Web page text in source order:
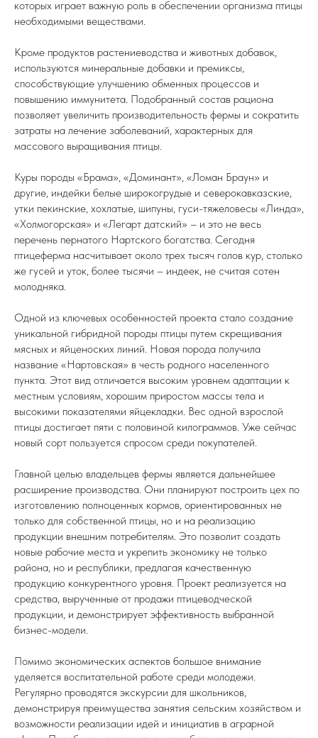
которых играет важную роль в обеспечении организма птицы
необходимыми веществами.
Кроме продуктов растениеводства и животных добавок,
используются минеральные добавки и премиксы,
способствующие улучшению обменных процессов и
повышению иммунитета. Подобранный состав рациона
позволяет увеличить производительность фермы и сократить
затраты на лечение заболеваний, характерных для
массового выращивания птицы.
Куры породы «Брама», «Доминант», «Ломан Браун» и
другие, индейки белые широкогрудые и северокавказские,
утки пекинские, хохлатые, шипуны, гуси-тяжеловесы «Линда»,
«Холмогорская» и «Легарт датский» – и это не весь
перечень пернатого Нартского богатства. Сегодня
птицеферма насчитывает около трех тысяч голов кур, столько
же гусей и уток, более тысячи – индеек, не считая сотен
молодняка.
Одной из ключевых особенностей проекта стало создание
уникальной гибридной породы птицы путем скрещивания
мясных и яйценоских линий. Новая порода получила
название «Нартовская» в честь родного населенного
пункта. Этот вид отличается высоким уровнем адаптации к
местным условиям, хорошим приростом массы тела и
высокими показателями яйцекладки. Вес одной взрослой
птицы достигает пяти с половиной килограммов. Уже сейчас
новый сорт пользуется спросом среди покупателей.
Главной целью владельцев фермы является дальнейшее
расширение производства. Они планируют построить цех по
изготовлению полноценных кормов, ориентированных не
только для собственной птицы, но и на реализацию
продукции внешним потребителям. Это позволит создать
новые рабочие места и укрепить экономику не только
района, но и республики, предлагая качественную
продукцию конкурентного уровня. Проект реализуется на
средства, вырученные от продажи птицеводческой
продукции, и демонстрирует эффективность выбранной
бизнес-модели.
Помимо экономических аспектов большое внимание
уделяется воспитательной работе среди молодежи.
Регулярно проводятся экскурсии для школьников,
демонстрируя преимущества занятия сельским хозяйством и
возможности реализации идей и инициатив в аграрной